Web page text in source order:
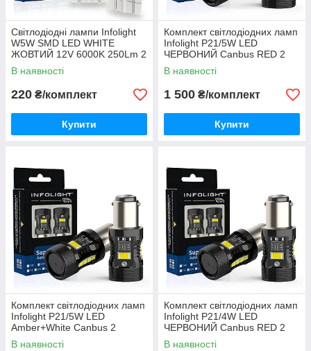
Світлодіодні лампи Infolight
W5W SMD LED WHITE
ЖОВТИЙ 12V 6000K 250Lm 2
ШТУКИ
В наявності
220 ₴/комплект
Купити
Комплект світлодіодних ламп
Infolight P21/5W LED
ЧЕРВОНИЙ Canbus RED 2
ШТУКІ
В наявності
1 500 ₴/комплект
Купити
Комплект світлодіодних ламп
Infolight P21/5W LED
Amber+White Canbus 2
ШТУКІ
В наявності
Комплект світлодіодних ламп
Infolight P21/4W LED
ЧЕРВОНИЙ Canbus RED 2
ШТУКІ
В наявності